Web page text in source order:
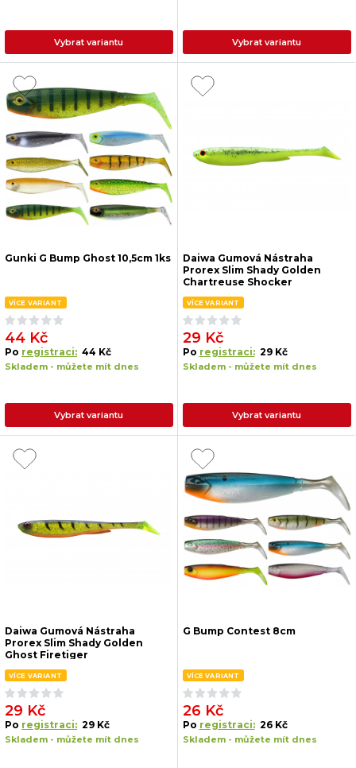
Vybrat variantu Vybrat variantu
Gunki G Bump Ghost 10,5cm 1ks
VÍCE VARIANT
44 Kč
Po registraci: 44 Kč
Skladem - můžete mít dnes
Vybrat variantu
Daiwa Gumová Nástraha
Prorex Slim Shady Golden
Chartreuse Shocker
VÍCE VARIANT
29 Kč
Po registraci: 29 Kč
Skladem - můžete mít dnes
Vybrat variantu
Daiwa Gumová Nástraha
Prorex Slim Shady Golden
Ghost Firetiger
VÍCE VARIANT
29 Kč
Po registraci: 29 Kč
Skladem - můžete mít dnes
G Bump Contest 8cm
VÍCE VARIANT
26 Kč
Po registraci: 26 Kč
Skladem - můžete mít dnes